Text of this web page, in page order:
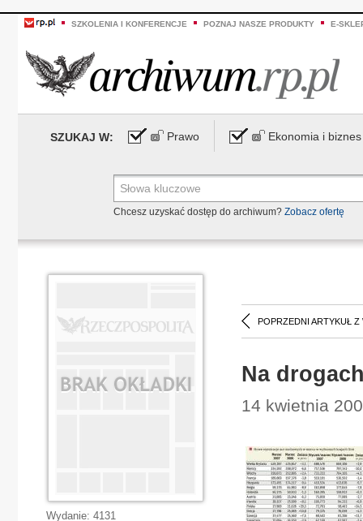
SZKOLENIA I KONFERENCJE POZNAJ NASZE PRODUKTY E-
SZUKAJ W: Prawo Ekonomia i biznes
Chcesz uzyskać dostęp do archiwum? Zobacz ofertę
POPRZEDNI ARTYKUŁ Z
Na
14 kwietnia
Wydanie: 4131